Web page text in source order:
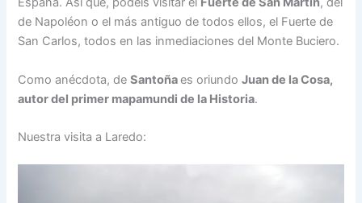
de Napoléon o el más antiguo de todos ellos, el Fuerte de
San Carlos, todos en las inmediaciones del Monte Buciero.
Como anécdota, deSantoñaes oriundoJuan de la Cosa,
autor del primer mapamundi de la Historia.
Nuestra visita a Laredo: